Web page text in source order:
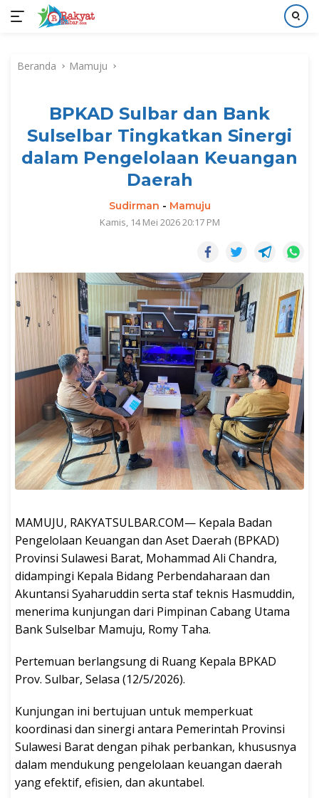
kontenBeranda Mamuju
BPKAD Sulbar dan Bank
Sulselbar Tingkatkan Sinergi
dalam Pengelolaan Keuangan
Daerah
Sudirman - Mamuju
Kamis, 14 Mei 2026 20:17 PM
MAMUJU, RAKYATSULBAR.COM— Kepala Badan
Pengelolaan Keuangan dan Aset Daerah (BPKAD)
Provinsi Sulawesi Barat, Mohammad Ali Chandra,
didampingi Kepala Bidang Perbendaharaan dan
Akuntansi Syaharuddin serta staf teknis Hasmuddin,
menerima kunjungan dari Pimpinan Cabang Utama
Bank Sulselbar Mamuju, Romy Taha.
Pertemuan berlangsung di Ruang Kepala BPKAD
Prov. Sulbar, Selasa (12/5/2026).
Kunjungan ini bertujuan untuk memperkuat
koordinasi dan sinergi antara Pemerintah Provinsi
Sulawesi Barat dengan pihak perbankan, khususnya
dalam mendukung pengelolaan keuangan daerah
yang efektif, efisien, dan akuntabel.